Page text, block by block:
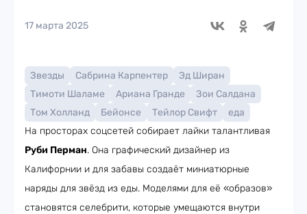
17 марта 2025
Звезды Сабрина Карпентер
Эд Ширан
Тимоти Шаламе
Ариана Гранде
Зои Салдана
Том Холланд
Бейонсе Тейлор Свифт
еда
На просторах соцсетей собирает лайки талантливая
Руби Перман. Она графический дизайнер из
Калифорнии и для забавы создаёт миниатюрные
наряды для звёзд из еды. Моделями для её «образов»
становятся селебрити, которые умещаются внутри